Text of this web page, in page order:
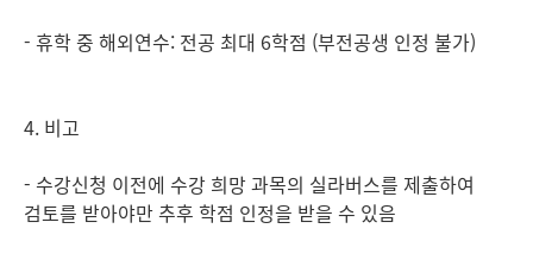
- 휴학 중 해외연수: 전공 최대 6학점 (부전공생 인정 불가)
4. 비고
- 수강신청 이전에 수강 희망 과목의 실라버스를 제출하여
검토를 받아야만 추후 학점 인정을 받을 수 있음